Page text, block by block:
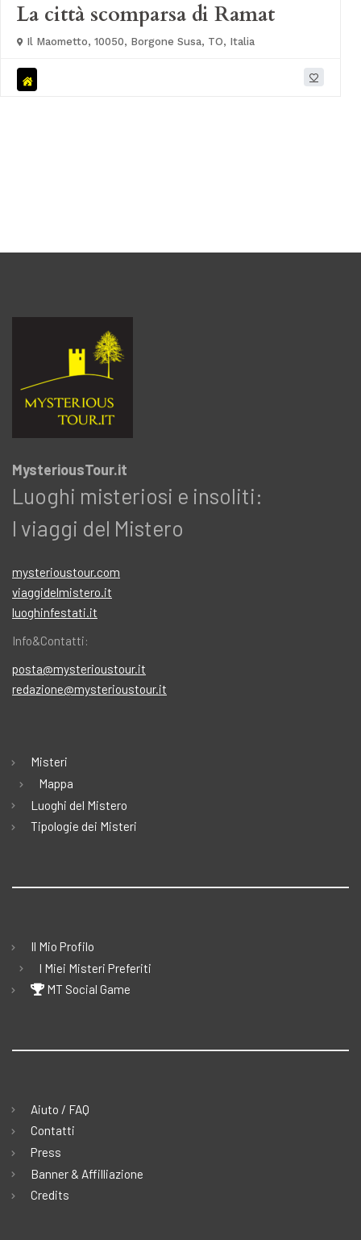
La città scomparsa di Ramat
Il Maometto, 10050, Borgone Susa, TO, Italia
MysteriousTour.it
Luoghi misteriosi e insoliti:
I viaggi del Mistero
mysterioustour.com
viaggidelmistero.it
luoghinfestati.it
Info&Contatti:
posta@mysterioustour.it
redazione@mysterioustour.it
Misteri
Mappa
Luoghi del Mistero
Tipologie dei Misteri
Il Mio Profilo
I Miei Misteri Preferiti
MT Social Game
Aiuto / FAQ
Contatti
Press
Banner & Affilliazione
Credits